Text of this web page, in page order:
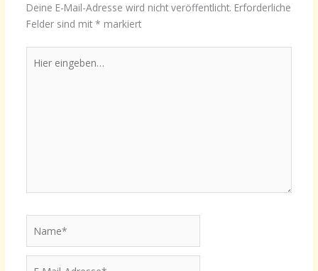
Deine E-Mail-Adresse wird nicht veröffentlicht. Erforderliche
Felder sind mit * markiert
eingeben…